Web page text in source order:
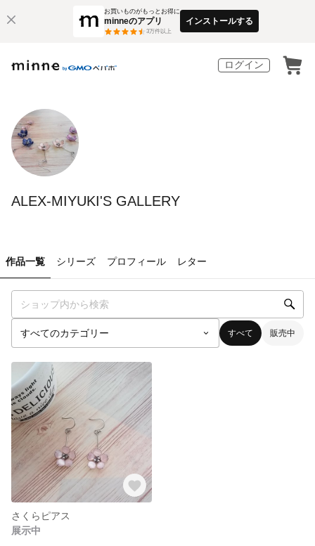
お買いものがもっとお得に
minneのアプリ
3万件以上
インストールする
ログイン
ALEX-MIYUKI'S GALLERY
作品一覧 シリーズ プロフィール レター
すべて 販売中
さくらピアス
展示中